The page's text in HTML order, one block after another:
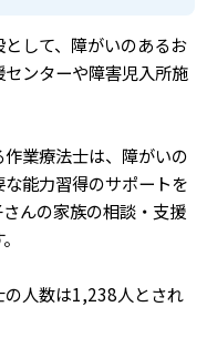
して、障がいのあるお
ンターや障害児入所施
業療法士は、障がいの
能力習得のサポートを
んの家族の相談・支援
人数は1,238人とされ